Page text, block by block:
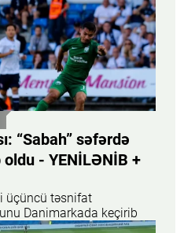
“Sabah” səfərdə
oldu - YENİLƏNİB +
üçüncü təsnifat
Danimarkada keçirib